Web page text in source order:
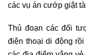
các vụ án cướp giật
Thủ đoạn các đối
điện thoại di động